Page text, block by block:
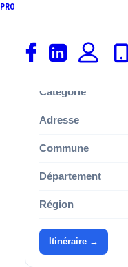
PRO
Informations
Catégorie
Adresse
Commune
Département
Région
Itinéraire →